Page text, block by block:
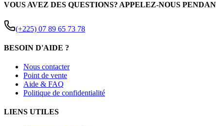
VOUS AVEZ DES QUESTIONS? APPELEZ-NOUS
(+225) 07 89 65 73 78
BESOIN D'AIDE ?
Nous contacter
Point de vente
Aide & FAQ
Politique de confidentialité
LIENS UTILES